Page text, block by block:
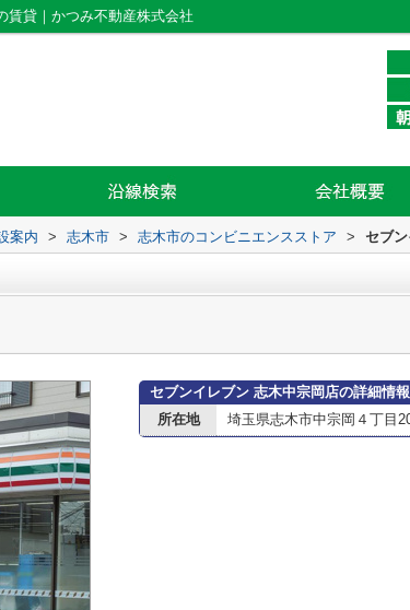
賃貸｜かつみ不動産株式会社
案内 > 志木市 > 志木市のコンビニエンスストア > セブ
セブンイレブン 志木中宗岡店の詳細情報
所在地
埼玉県志木市中宗岡４丁目